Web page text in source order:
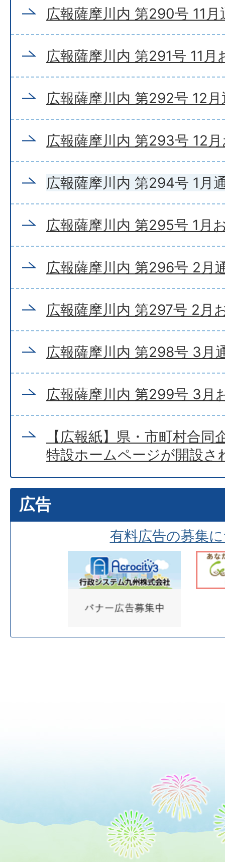
広報薩摩川内 第290号 11月
広報薩摩川内 第291号 11月
広報薩摩川内 第292号 12
広報薩摩川内 第293号 12
広報薩摩川内 第294号 1月
広報薩摩川内 第295号 1月
広報薩摩川内 第296号 2月
広報薩摩川内 第297号 2月
広報薩摩川内 第298号 3月
広報薩摩川内 第299号 3月
【広報紙】県・市町村合
特設ホームページが開設さ
広告
有料広告の募集